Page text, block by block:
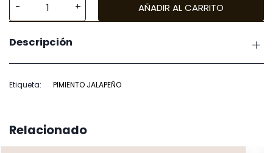
Pimiento
AÑADIR AL CARRITO
Descripción
Etiqueta: PIMIENTO JALAPEÑO
Relacionado